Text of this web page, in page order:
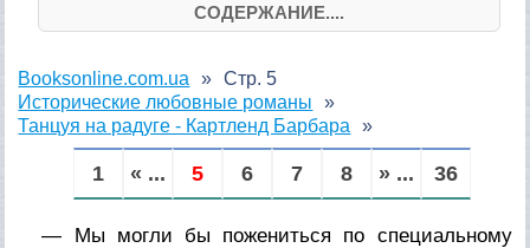
СОДЕРЖАНИЕ....
Booksonline.com.ua
Исторические любовные романы
Танцуя на радуге - Картленд Барбара
Стр. 5
1 « ... 5 6 7 8 » ... 36
— Мы могли бы пожениться по специальному